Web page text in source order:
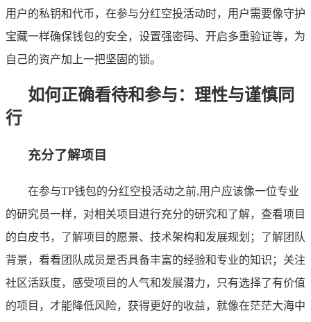
用户的私钥和代币，在参与分红空投活动时，用户需要像守护
宝藏一样确保钱包的安全，设置强密码、开启多重验证等，为
自己的资产加上一把坚固的锁。
如何正确看待和参与：理性与谨慎同
行
充分了解项目
在参与TP钱包的分红空投活动之前,用户应该像一位专业
的研究员一样，对相关项目进行充分的研究和了解，查看项目
的白皮书，了解项目的愿景、技术架构和发展规划；了解团队
背景，看看团队成员是否具备丰富的经验和专业的知识；关注
社区活跃度，感受项目的人气和发展潜力，只有选择了有价值
的项目，才能降低风险，获得更好的收益，就像在茫茫大海中